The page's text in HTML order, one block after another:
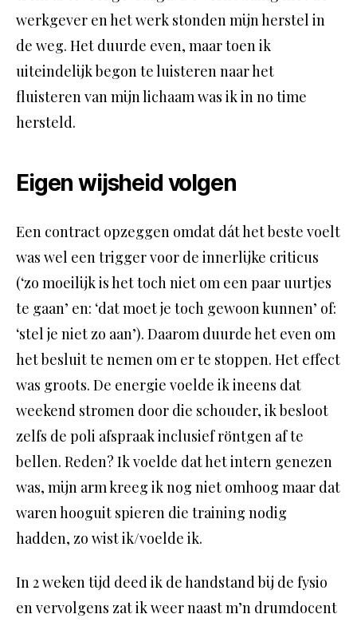
werkgever en het werk stonden mijn herstel in
de weg. Het duurde even, maar toen ik
uiteindelijk begon te luisteren naar het
fluisteren van mijn lichaam was ik in no time
hersteld.
Eigen wijsheid volgen
Een contract opzeggen omdat dát het beste voelt
was wel een trigger voor de innerlijke criticus
(‘zo moeilijk is het toch niet om een paar uurtjes
te gaan’ en: ‘dat moet je toch gewoon kunnen’ of:
‘stel je niet zo aan’). Daarom duurde het even om
het besluit te nemen om er te stoppen. Het effect
was groots. De energie voelde ik ineens dat
weekend stromen door die schouder, ik besloot
zelfs de poli afspraak inclusief röntgen af te
bellen. Reden? Ik voelde dat het intern genezen
was, mijn arm kreeg ik nog niet omhoog maar dat
waren hooguit spieren die training nodig
hadden, zo wist ik/voelde ik.
In 2 weken tijd deed ik de handstand bij de fysio
en vervolgens zat ik weer naast m’n drumdocent